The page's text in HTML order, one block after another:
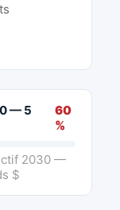
— 5
60
%
2030 —
$